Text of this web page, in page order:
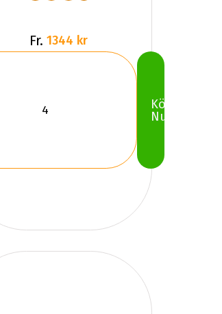
Fr. 1344 kr
Köp
Nu